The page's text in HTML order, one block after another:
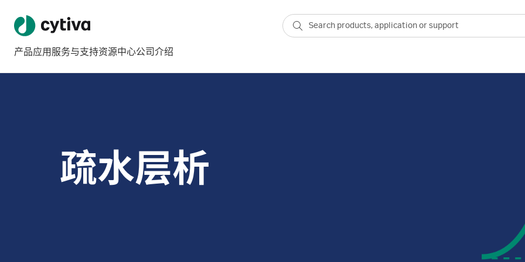
产品应用 服务与支持资源中心公司介绍
疏水层析